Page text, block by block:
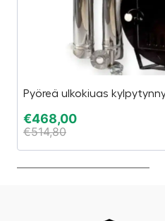
Pyöreä ulkokiuas
€468,00
€514,80